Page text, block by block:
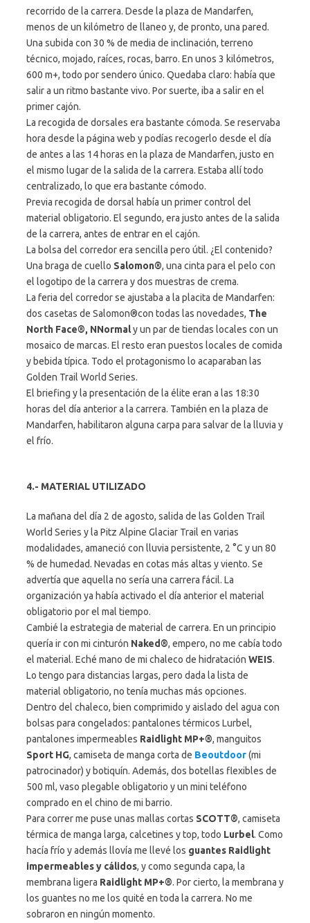
recorrido de la carrera. Desde la plaza de Mandarfen,
menos de un kilómetro de llaneo y, de pronto, una pared.
Una subida con 30 % de media de inclinación, terreno
técnico, mojado, raíces, rocas, barro. En unos 3 kilómetros,
600 m+, todo por sendero único. Quedaba claro: había que
salir a un ritmo bastante vivo. Por suerte, iba a salir en el
primer cajón.
La recogida de dorsales era bastante cómoda. Se reservaba
hora desde la página web y podías recogerlo desde el día
de antes a las 14 horas en la plaza de Mandarfen, justo en
el mismo lugar de la salida de la carrera. Estaba allí todo
centralizado, lo que era bastante cómodo.
Previa recogida de dorsal había un primer control del
material obligatorio. El segundo, era justo antes de la salida
de la carrera, antes de entrar en el cajón.
La bolsa del corredor era sencilla pero útil. ¿El contenido?
Una braga de cuello Salomon®, una cinta para el pelo con
el logotipo de la carrera y dos muestras de crema.
La feria del corredor se ajustaba a la placita de Mandarfen:
dos casetas de Salomon®con todas las novedades, The
North Face®, NNormaly un par de tiendas locales con un
mosaico de marcas. El resto eran puestos locales de comida
y bebida típica. Todo el protagonismo lo acaparaban las
Golden Trail World Series.
El briefing y la presentación de la élite eran a las 18:30
horas del día anterior a la carrera. También en la plaza de
Mandarfen, habilitaron alguna carpa para salvar de la lluvia y
el frío.
4.- MATERIAL UTILIZADO
La mañana del día 2 de agosto, salida de las Golden Trail
World Series y la Pitz Alpine Glaciar Trail en varias
modalidades, amaneció con lluvia persistente, 2 °C y un 80
% de humedad. Nevadas en cotas más altas y viento. Se
advertía que aquella no sería una carrera fácil. La
organización ya había activado el día anterior el material
obligatorio por el mal tiempo.
Cambié la estrategia de material de carrera. En un principio
quería ir con mi cinturón Naked®, empero, no me cabía todo
el material. Eché mano de mi chaleco de hidratación WEIS.
Lo tengo para distancias largas, pero dada la lista de
material obligatorio, no tenía muchas más opciones.
Dentro del chaleco, bien comprimido y aislado del agua con
bolsas para congelados: pantalones térmicos Lurbel,
pantalones impermeables Raidlight MP+®, manguitos
Sport HG, camiseta de manga corta de Beoutdoor(mi
patrocinador) y botiquín. Además, dos botellas flexibles de
500 ml, vaso plegable obligatorio y un mini teléfono
comprado en el chino de mi barrio.
Para correr me puse unas mallas cortas SCOTT®, camiseta
térmica de manga larga, calcetines y top, todo Lurbel. Como
hacía frío y además llovía me llevé los guantes Raidlight
impermeables y cálidos, y como segunda capa, la
membrana ligera Raidlight MP+®. Por cierto, la membrana y
los guantes no me los quité en toda la carrera. No me
sobraron en ningún momento.